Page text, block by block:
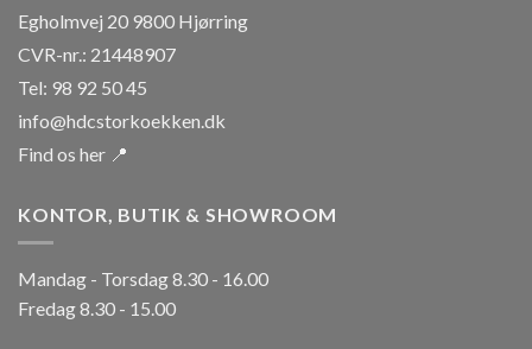
Egholmvej 20 9800 Hjørring
CVR-nr.: 21448907
Tel: 98 92 50 45
info@hdcstorkoekken.dk
Find os her 📍
KONTOR, BUTIK & SHOWROOM
Mandag - Torsdag 8.30 - 16.00
Fredag 8.30 - 15.00